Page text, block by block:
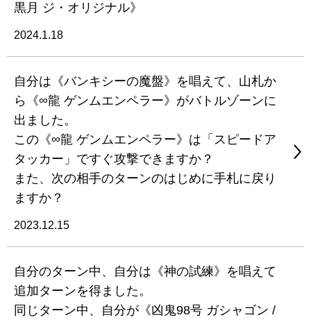
黒月 ジ・オリジナル》
2024.1.18
自分は《バンキシーの魔盤》を唱えて、山札か
ら《∞龍 ゲンムエンペラー》がバトルゾーンに
出ました。
この《∞龍 ゲンムエンペラー》は「スピードア
タッカー」ですぐ攻撃できますか？
また、次の相手のターンのはじめに手札に戻り
ますか？
2023.12.15
自分のターン中、自分は《神の試練》を唱えて
追加ターンを得ました。
同じターン中、自分が《凶鬼98号 ガシャゴン /